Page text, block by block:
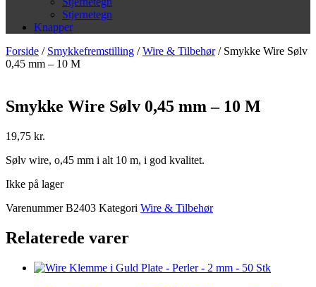
Stjernetegn
Knapper
Forside / Smykkefremstilling /Wire & Tilbehør/ Smykke Wire Sølv
0,45 mm – 10 M
Smykke Wire Sølv 0,45 mm – 10 M
19,75 kr.
Sølv wire, o,45 mm i alt 10 m, i god kvalitet.
Ikke på lager
VarenummerB2403 Kategori Wire & Tilbehør
Relaterede varer